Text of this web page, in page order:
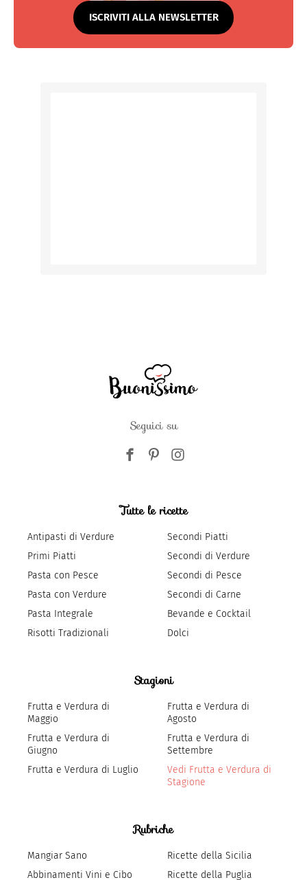
ISCRIVITI ALLA NEWSLETTER
Seguici su
Tutte le ricette
Antipasti di Verdure
Primi Piatti
Pasta con Pesce
Pasta con Verdure
Pasta Integrale
Risotti Tradizionali
Secondi Piatti
Secondi di Verdure
Secondi di Pesce
Secondi di Carne
Bevande e Cocktail
Dolci
Stagioni
Frutta e Verdura di
Maggio
Frutta e Verdura di
Giugno
Frutta e Verdura di Luglio
Frutta e Verdura di
Agosto
Frutta e Verdura di
Settembre
Vedi Frutta e Verdura di
Stagione
Rubriche
Mangiar Sano
Abbinamenti Vini e Cibo
Ricette della Sicilia
Ricette della Puglia